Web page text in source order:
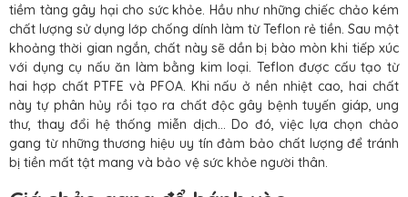
tiềm tàng gây hại cho sức khỏe. Hầu như những chiếc chảo kém
chất lượng sử dụng lớp chống dính làm từ Teflon rẻ tiền. Sau một
khoảng thời gian ngắn, chất này sẽ dần bị bào mòn khi tiếp xúc
với dụng cụ nấu ăn làm bằng kim loại. Teflon được cấu tạo từ
hai hợp chất PTFE và PFOA. Khi nấu ở nền nhiệt cao, hai chất
này tự phân hủy rồi tạo ra chất độc gây bệnh tuyến giáp, ung
thư, thay đổi hệ thống miễn dịch… Do đó, việc lựa chọn chảo
gang từ những thương hiệu uy tín đảm bảo chất lượng để tránh
bị tiền mất tật mang và bảo vệ sức khỏe người thân.